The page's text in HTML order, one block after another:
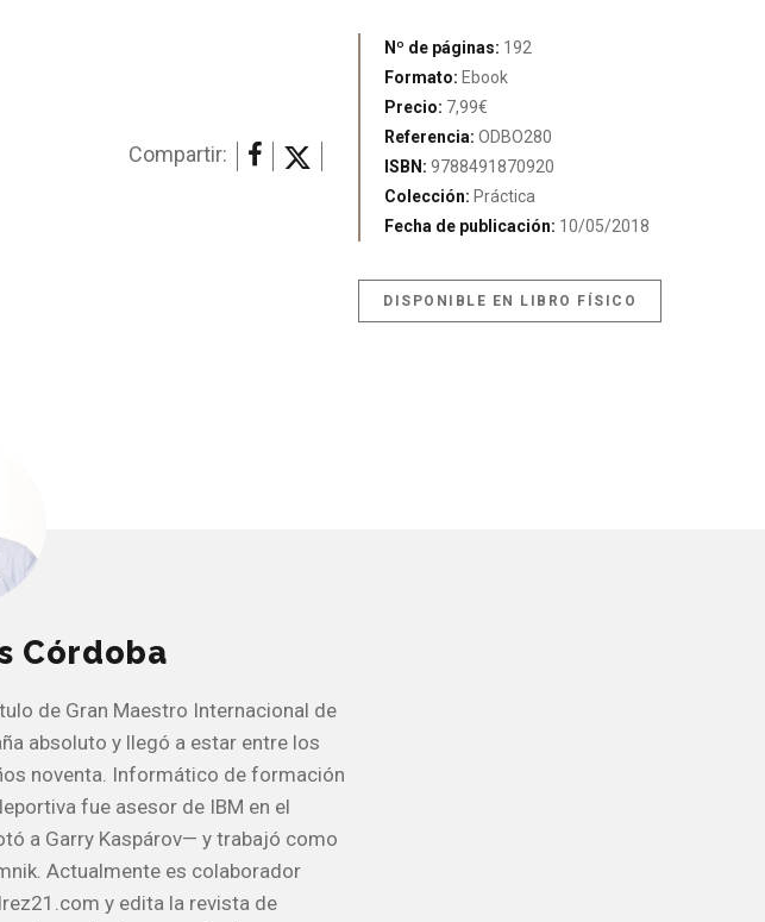
Nº de páginas: 192
Formato: Ebook
Precio: 7,99€
Referencia:ODBO280
ISBN:9788491870920
Colección: Práctica
Fecha de publicación: 10/05/2018
DISPONIBLE EN LIBRO FÍSICO
Compartir:
Córdoba
de Gran Maestro Internacional de
absoluto y llegó a estar entre los
noventa. Informático de formación
fue asesor de IBM en el
a Garry Kaspárov— y trabajó como
Actualmente es colaborador
y edita la revista de